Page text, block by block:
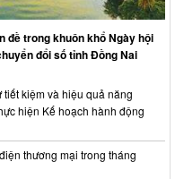
đề trong khuôn khổ Ngày hội
đổi số tỉnh Đồng Nai
tiết kiệm và hiệu quả năng
hiện Kế hoạch hành động
thương mại trong tháng